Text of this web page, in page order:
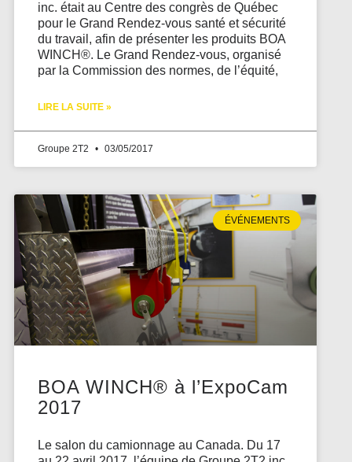
inc. était au Centre des congrès de Québec
pour le Grand Rendez-vous santé et sécurité
du travail, afin de présenter les produits BOA
WINCH®. Le Grand Rendez-vous, organisé
par la Commission des normes, de l’équité,
LIRE LA SUITE »
Groupe 2T2 03/05/2017
ÉVÉNEMENTS
BOA WINCH® à l’ExpoCam
2017
Le salon du camionnage au Canada. Du 17